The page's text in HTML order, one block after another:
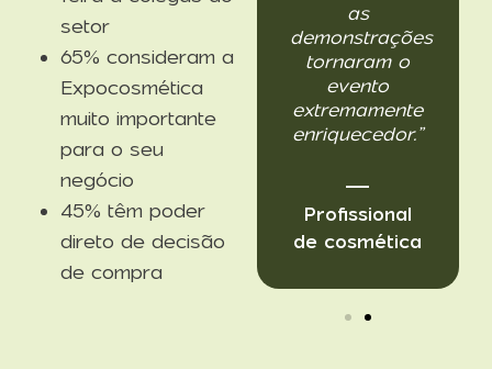
setor
65% consideram a
Expocosmética
muito importante
para o seu
negócio
45% têm poder
direto de decisão
de compra
equipamentos
e produtos.”
— Visitante
assíduo​
as
demonstrações
tornaram o
evento
extremamente
enriquecedor.”
—
Profissional
de cosmética​